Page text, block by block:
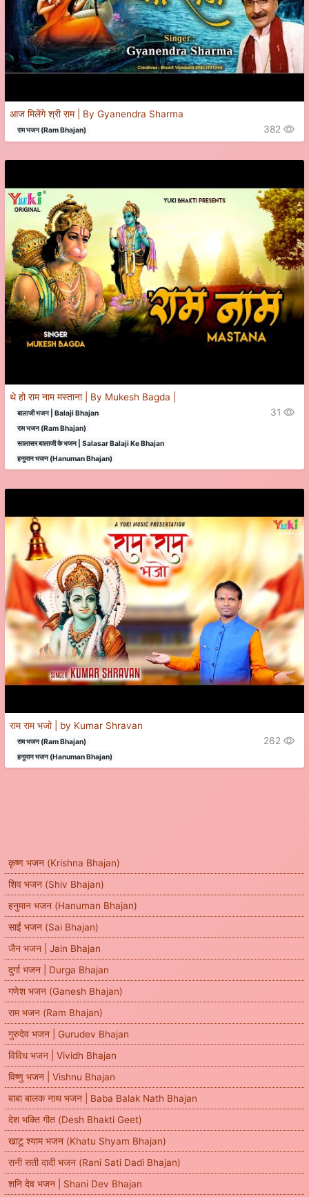
कृष्ण भजन (Krishna Bhajan)
शिव भजन (Shiv Bhajan)
हनुमान भजन (Hanuman Bhajan)
साईं भजन (Sai Bhajan)
जैन भजन | Jain Bhajan
दुर्गा भजन | Durga Bhajan
गणेश भजन (Ganesh Bhajan)
राम भजन (Ram Bhajan)
गुरुदेव भजन | Gurudev Bhajan
विविध भजन | Vividh Bhajan
विष्णु भजन | Vishnu Bhajan
बाबा बालक नाथ भजन | Baba Balak Nath Bhajan
देश भक्ति गीत (Desh Bhakti Geet)
खाटू श्याम भजन (Khatu Shyam Bhajan)
रानी सती दादी भजन (Rani Sati Dadi Bhajan)
शनि देव भजन | Shani Dev Bhajan
आज मिलेंगे श्री राम | By Gyanendra Sharma
राम भजन (Ram Bhajan) 382
थे हो राम नाम मस्ताना | By Mukesh Bagda |
बालाजी भजन | Balaji Bhajan
राम भजन (Ram Bhajan)
सालासर बालाजी के भजन | Salasar Balaji Ke Bhajan
हनुमान भजन (Hanuman Bhajan)
31
राम राम भजो | by Kumar Shravan
राम भजन (Ram Bhajan)
हनुमान भजन (Hanuman Bhajan)
262